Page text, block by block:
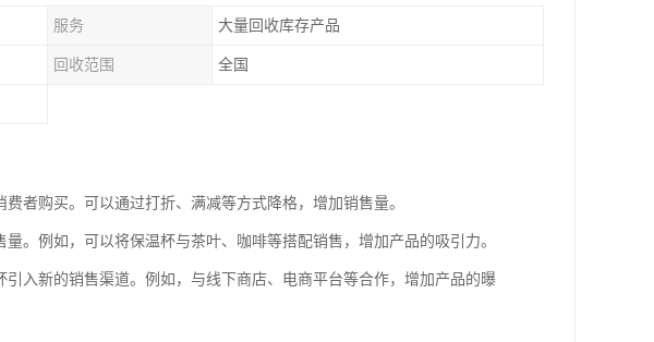
服务 大量回收库存产品
回收范围 全国
者购买。可以通过打折、满减等方式降格，增加销售量。
。例如，可以将保温杯与茶叶、咖啡等搭配销售，增加产品的吸引力。
入新的销售渠道。例如，与线下商店、电商平台等合作，增加产品的曝